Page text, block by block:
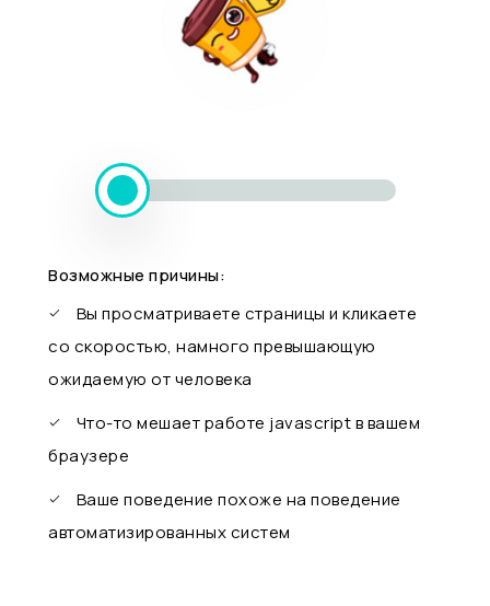
Возможные причины:
Вы просматриваете страницы и кликаете
со скоростью, намного превышающую
ожидаемую от человека
Что-то мешает работе javascript в вашем
браузере
Ваше поведение похоже на поведение
автоматизированных систем